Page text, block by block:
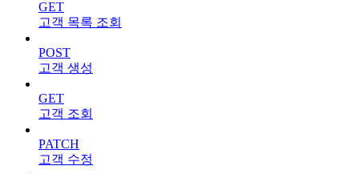
GET
고객 목록 조회
POST
고객 생성
GET
고객 조회
PATCH
고객 수정